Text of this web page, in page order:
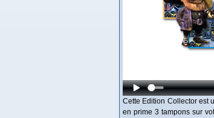
Cette Edition Collector est
en prime 3 tampons sur